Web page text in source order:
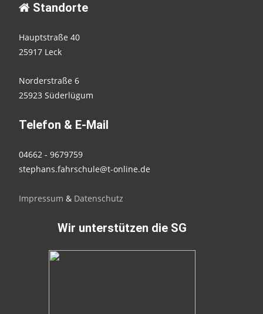
Standorte
Hauptstraße 40
25917 Leck
Norderstraße 6
25923 Süderlügum
Telefon & E-Mail
04662 - 9679759
stephans.fahrschule@t-online.de
Impressum & Datenschutz
Wir unterstützen die SG